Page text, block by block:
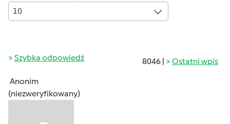
10
8046 | Ostatni wpis
Szybka odpowiedź
Anonim
(niezweryfikowany)